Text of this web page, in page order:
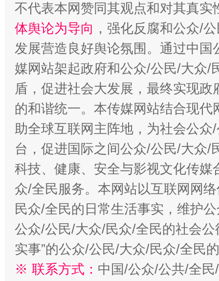
不代表本网赞同其观点和对其真实
体舆论为导向 ，强化反腐和公众/
发展营造良好舆论氛围。通过中
媒网站架起政府和公众/公民/大众/
盾，促进社会大发展，最终实现
的和谐统一。本传媒网站结合现
助全球互联网主阵地，为社会公
台，促进国际之间公众/公民/大众/
科技、健康、安全与影视文化传
众/全民服务。本网站以互联网网
民众/全民的日常生活事实，维护
公众/公民/大众/民众/全民的社会公
实事”的公众/公民/大众/民众/全民
※ 联系方式： 中国/公众/公共/全